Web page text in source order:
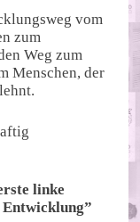
vom
zum
Weg zum
Menschen, der
linke